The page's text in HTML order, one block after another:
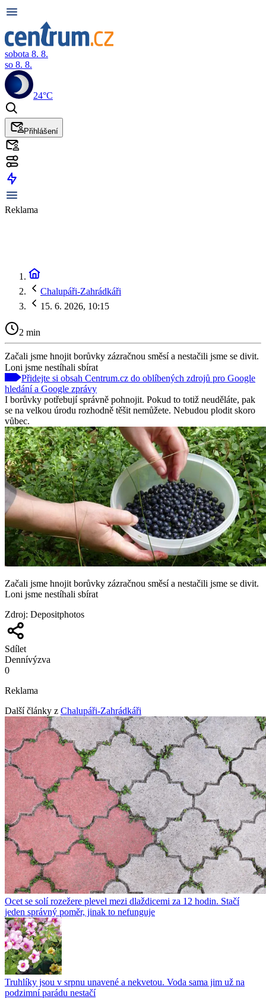
sobota 8. 8.
so 8. 8.
24°C
Přihlášení
Reklama
Chalupáři-Zahrádkáři
15. 6. 2026, 10:15
2 min
Začali jsme hnojit borůvky zázračnou směsí a nestačili jsme se divit.
Loni jsme nestíhali sbírat
Přidejte si obsah Centrum.cz do oblíbených zdrojů pro Google
hledání a Google zprávy
I borůvky potřebují správně pohnojit. Pokud to totiž neuděláte, pak
se na velkou úrodu rozhodně těšit nemůžete. Nebudou plodit skoro
vůbec.
Začali jsme hnojit borůvky zázračnou směsí a nestačili jsme se divit.
Loni jsme nestíhali sbírat
Zdroj: Depositphotos
Sdílet
Dennívýzva
0
Reklama
Další články z Chalupáři-Zahrádkáři
Ocet se solí rozežere plevel mezi dlaždicemi za 12 hodin. Stačí
jeden správný poměr, jinak to nefunguje
Truhlíky jsou v srpnu unavené a nekvetou. Voda sama jim už na
podzimní parádu nestačí